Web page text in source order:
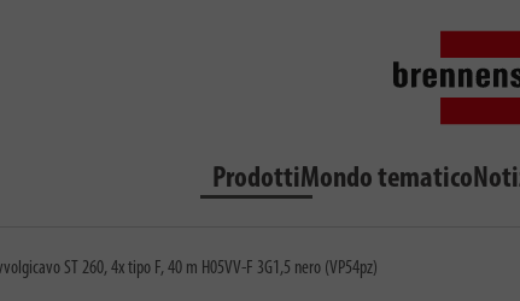
ProdottiMondo tematico
ST 260, 4x tipo F, 40 m H05VV-F 3G1,5 nero (VP54pz)